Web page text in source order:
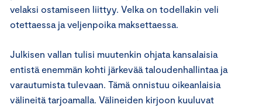
velaksi ostamiseen liittyy. Velka on todellakin veli
otettaessa ja veljenpoika maksettaessa.
Julkisen vallan tulisi muutenkin ohjata kansalaisia
entistä enemmän kohti järkevää taloudenhallintaa ja
varautumista tulevaan. Tämä onnistuu oikeanlaisia
välineitä tarjoamalla. Välineiden kirjoon kuuluvat